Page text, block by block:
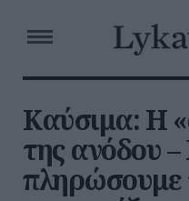
Καύσιμα: Η
της ανόδου
πληρώσουμε